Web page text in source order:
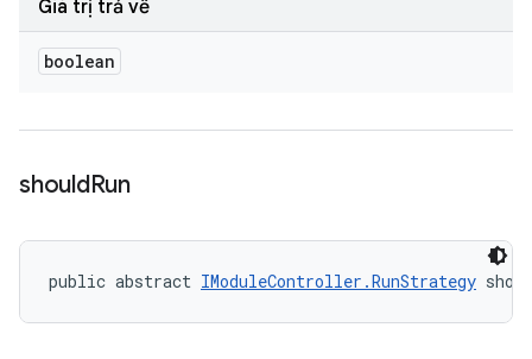
Giá trị trả về
boolean
shouldRun
public abstract IModuleController.RunStrategy